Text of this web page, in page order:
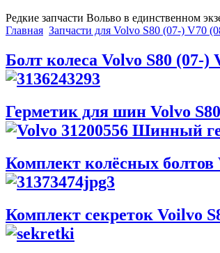
Редкие запчасти Вольво в единственном
Главная Запчасти для Volvo S80 (07-) V70
Болт колеса Volvo S80 (07-)
Герметик для шин Volvo
Комплект колёсных болтов
Комплект секреток Voilvo